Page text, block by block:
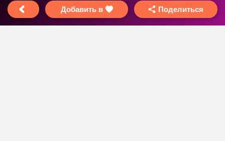
Добавить в Поделиться